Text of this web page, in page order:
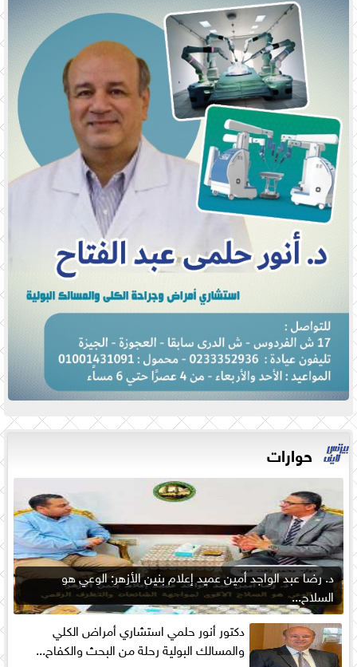
حوارات
د. رضا عبد الواجد أمين عميد إعلام بنين الأزهر: الوعي هو
السلاح...
دكتور أنور حلمي استشاري أمراض الكلي
والمسالك البولية رحلة من البحث والكفاح...